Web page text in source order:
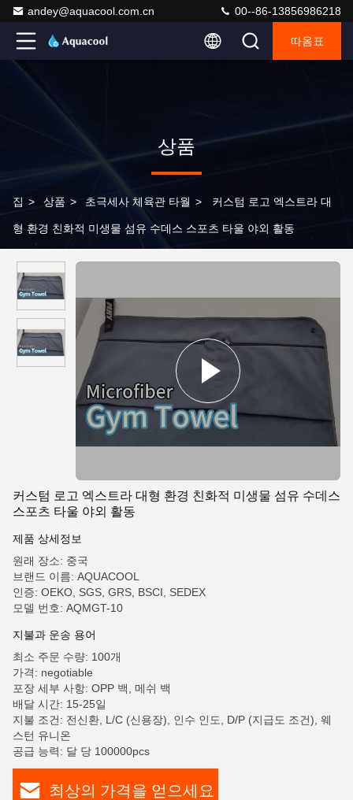
andey@aquacool.com.cn 00--86-13856986218
따옴표
상품
집 > 상품 > 초극세사 체육관 타월 > 커스텀 로고 엑스트라 대
형 환경 친화적 미생물 섬유 수데스 스포츠 타울 야외 활동
커스텀 로고 엑스트라 대형 환경 친화적 미생물 섬유 수데스
스포츠 타울 야외 활동
제품 상세정보
원래 장소: 중국
브랜드 이름: AQUACOOL
인증: OEKO, SGS, GRS, BSCI, SEDEX
모델 번호: AQMGT-10
지불과 운송 용어
최소 주문 수량: 100개
가격: negotiable
포장 세부 사항: OPP 백, 메쉬 백
배달 시간: 15-25일
지불 조건: 전신환, L/C (신용장), 인수 인도, D/P (지급도 조건), 웨
스턴 유니온
공급 능력: 달 당 100000pcs
최상의 가격을 얻으세요